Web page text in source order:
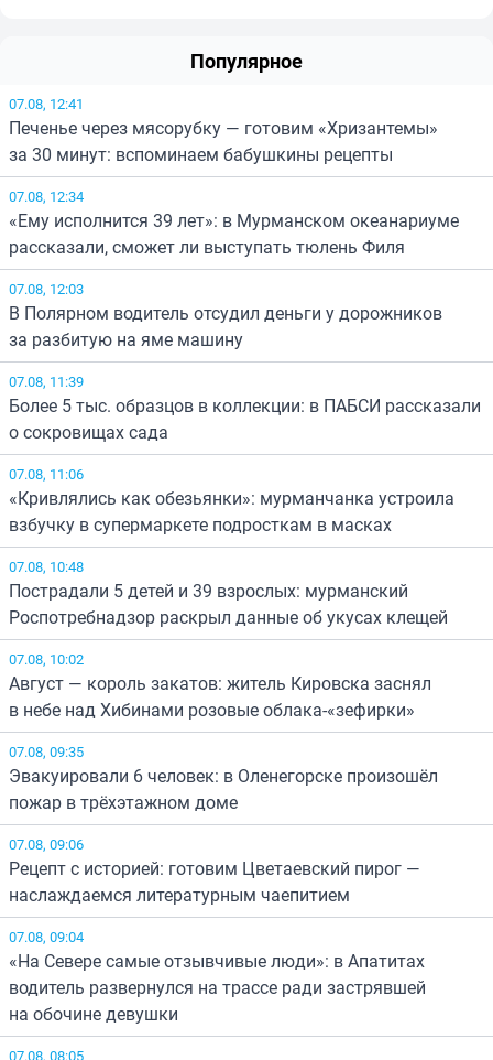
Популярное
07.08, 12:41
Печенье через мясорубку — готовим «Хризантемы»
за 30 минут: вспоминаем бабушкины рецепты
07.08, 12:34
«Ему исполнится 39 лет»: в Мурманском океанариуме
рассказали, сможет ли выступать тюлень Филя
07.08, 12:03
В Полярном водитель отсудил деньги у дорожников
за разбитую на яме машину
07.08, 11:39
Более 5 тыс. образцов в коллекции: в ПАБСИ рассказали
о сокровищах сада
07.08, 11:06
«Кривлялись как обезьянки»: мурманчанка устроила
взбучку в супермаркете подросткам в масках
07.08, 10:48
Пострадали 5 детей и 39 взрослых: мурманский
Роспотребнадзор раскрыл данные об укусах клещей
07.08, 10:02
Август — король закатов: житель Кировска заснял
в небе над Хибинами розовые облака-«зефирки»
07.08, 09:35
Эвакуировали 6 человек: в Оленегорске произошёл
пожар в трёхэтажном доме
07.08, 09:06
Рецепт с историей: готовим Цветаевский пирог —
наслаждаемся литературным чаепитием
07.08, 09:04
«На Севере самые отзывчивые люди»: в Апатитах
водитель развернулся на трассе ради застрявшей
на обочине девушки
07.08, 08:05